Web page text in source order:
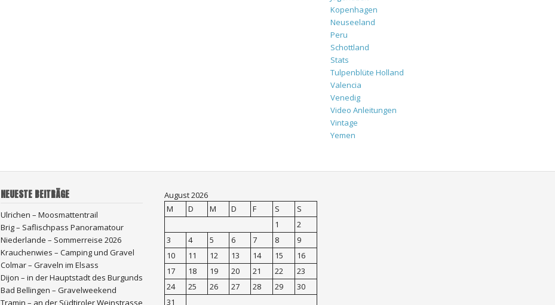
Kopenhagen
Neuseeland
Peru
Schottland
Stats
Tulpenblüte Holland
Valencia
Venedig
Video Anleitungen
Vintage
Yemen
NEUESTE BEITRÄGE
Ulrichen – Moosmattentrail
Brig – Saflischpass Panoramatour
Niederlande – Sommerreise 2026
Krauchenwies – Camping und Gravel
Colmar – Graveln im Elsass
Dijon – in der Hauptstadt des Burgunds
Bad Bellingen – Gravelweekend
Tramin – an der Südtiroler Weinstrasse
August 2026
M
D M D F S
S
1
2
3
4 5 6 7 8
9
10
11 12 13 14 15
16
17
18 19 20 21 22
23
24
25 26 27 28 29
30
31